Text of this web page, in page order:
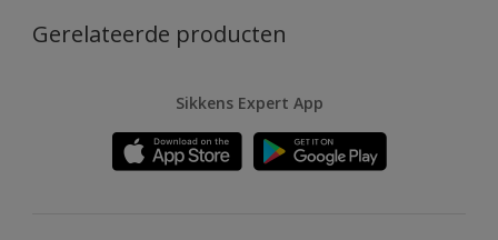
Gerelateerde producten
Sikkens Expert App